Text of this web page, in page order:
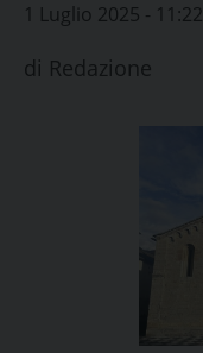
1 Luglio 2025 - 11:22
di Redazione